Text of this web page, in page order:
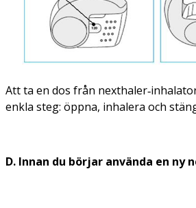
Att ta en dos från
enkla steg: öppna, inhalera och
D. Innan du börjar använda en ny